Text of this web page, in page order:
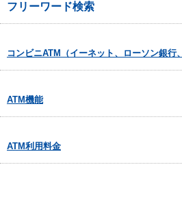
フリーワード検索
コンビニATM（イーネット、ローソン銀行
ATM機能
ATM利用料金